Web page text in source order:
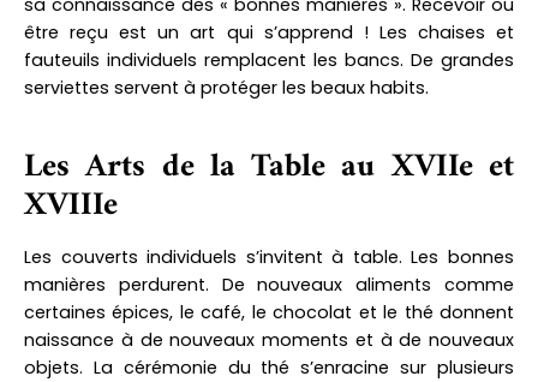
sa connaissance des « bonnes manières ». Recevoir ou
être reçu est un art qui s’apprend ! Les chaises et
fauteuils individuels remplacent les bancs. De grandes
serviettes servent à protéger les beaux habits.
Les Arts de la Table au XVIIe et
XVIIIe
Les couverts individuels s’invitent à table. Les bonnes
manières perdurent. De nouveaux aliments comme
certaines épices, le café, le chocolat et le thé donnent
naissance à de nouveaux moments et à de nouveaux
objets. La cérémonie du thé s’enracine sur plusieurs